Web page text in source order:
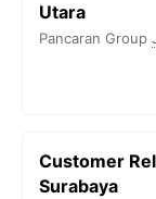
Utara
Pancaran Group
Customer
Surabaya